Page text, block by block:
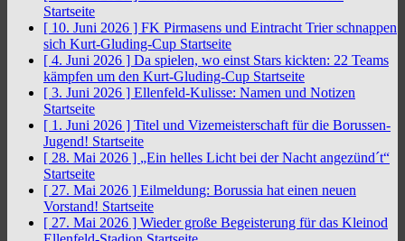
Startseite
[ 10. Juni 2026 ] FK Pirmasens und Eintracht Trier schnappen
sich Kurt-Gluding-Cup Startseite
[ 4. Juni 2026 ] Da spielen, wo einst Stars kickten: 22 Teams
kämpfen um den Kurt-Gluding-Cup Startseite
[ 3. Juni 2026 ] Ellenfeld-Kulisse: Namen und Notizen
Startseite
[ 1. Juni 2026 ] Titel und Vizemeisterschaft für die Borussen-
Jugend! Startseite
[ 28. Mai 2026 ] „Ein helles Licht bei der Nacht angezünd´t“
Startseite
[ 27. Mai 2026 ] Eilmeldung: Borussia hat einen neuen
Vorstand! Startseite
[ 27. Mai 2026 ] Wieder große Begeisterung für das Kleinod